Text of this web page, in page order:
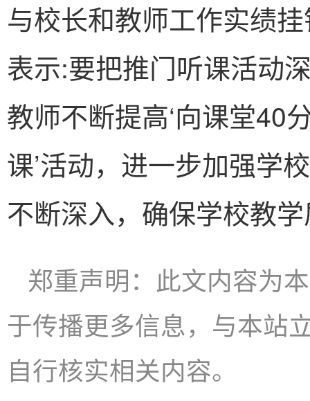
与校长和教师工作实绩
表示:要把推门听课活动
教师不断提高‘向课堂40
课’活动，进一步加强学
不断深入，确保学校教
郑重声明：此文内容为
于传播更多信息，与本站
自行核实相关内容。